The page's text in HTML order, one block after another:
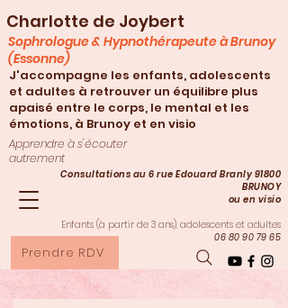
Charlotte de Joybert
Consultations au 6 rue Edouard Branly 91800
BRUNOY
ou en visio
Enfants (à partir de 3 ans), adolescents et adultes
06 80 90 79 65
Apprendre à s'écouter
autrement
Prendre RDV
Sophrologue & Hypnothérapeute à Brunoy
(Essonne)
J'accompagne les enfants, adolescents
et adultes à retrouver un équilibre plus
apaisé entre le corps, le mental et les
émotions, à Brunoy et en visio